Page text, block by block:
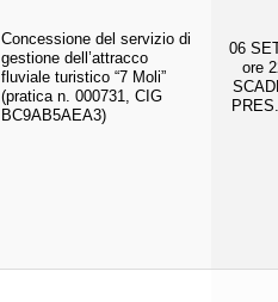
Concessione del servizio di
gestione dell’attracco
fluviale turistico “7 Moli”
(pratica n. 000731, CIG
BC9AB5AEA3)
06
ore